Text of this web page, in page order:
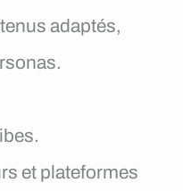
adaptés,
et plateformes